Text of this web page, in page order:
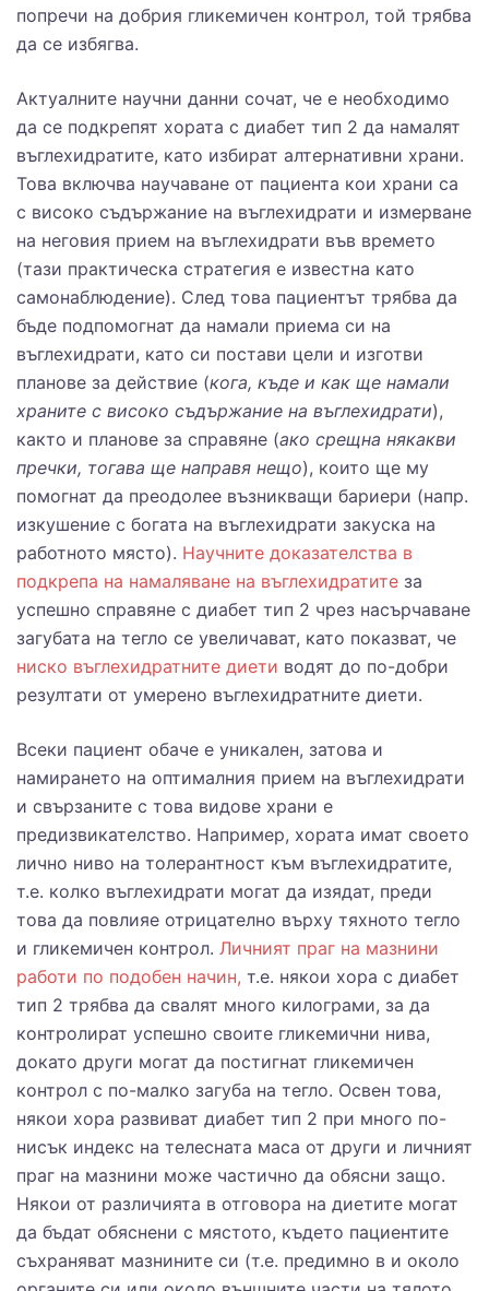
попречи на добрия гликемичен контрол, той трябва
да се избягва.
Актуалните научни данни сочат, че е необходимо
да се подкрепят хората с диабет тип 2 да намалят
въглехидратите, като избират алтернативни храни.
Това включва научаване от пациента кои храни са
с високо съдържание на въглехидрати и измерване
на неговия прием на въглехидрати във времето
(тази практическа стратегия е известна като
самонаблюдение). След това пациентът трябва да
бъде подпомогнат да намали приема си на
въглехидрати, като си постави цели и изготви
планове за действие (кога, къде и как ще намали
храните с високо съдържание на въглехидрати),
както и планове за справяне (ако срещна някакви
пречки, тогава ще направя нещо), които ще му
помогнат да преодолее възникващи бариери (напр.
изкушение с богата на въглехидрати закуска на
работното място). Научните доказателства в
подкрепа на намаляване на въглехидратите за
успешно справяне с диабет тип 2 чрез насърчаване
загубата на тегло се увеличават, като показват, че
ниско въглехидратните диети водят до по-добри
резултати от умерено въглехидратните диети.
Всеки пациент обаче е уникален, затова и
намирането на оптималния прием на въглехидрати
и свързаните с това видове храни е
предизвикателство. Например, хората имат своето
лично ниво на толерантност към въглехидратите,
т.е. колко въглехидрати могат да изядат, преди
това да повлияе отрицателно върху тяхното тегло
и гликемичен контрол. Личният праг на мазнини
работи по подобен начин, т.е. някои хора с диабет
тип 2 трябва да свалят много килограми, за да
контролират успешно своите гликемични нива,
докато други могат да постигнат гликемичен
контрол с по-малко загуба на тегло. Освен това,
някои хора развиват диабет тип 2 при много по-
нисък индекс на телесната маса от други и личният
праг на мазнини може частично да обясни защо.
Някои от различията в отговора на диетите могат
да бъдат обяснени с мястото, където пациентите
съхраняват мазнините си (т.е. предимно в и около